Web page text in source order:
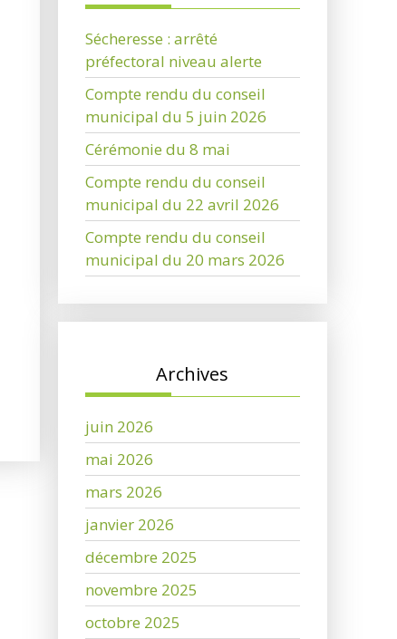
Sécheresse : arrêté
préfectoral niveau alerte
Compte rendu du conseil
municipal du 5 juin 2026
Cérémonie du 8 mai
Compte rendu du conseil
municipal du 22 avril 2026
Compte rendu du conseil
municipal du 20 mars 2026
Archives
juin 2026
mai 2026
mars 2026
janvier 2026
décembre 2025
novembre 2025
octobre 2025